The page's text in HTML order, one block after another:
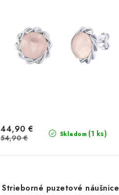
Skladom (1 ks)
44,90 €
54,90 €
Strieborné puzetové náušnice